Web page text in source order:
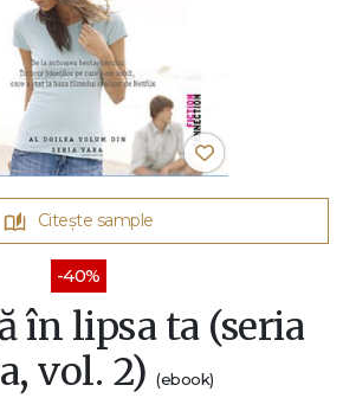
Citește sample
-40%
în lipsa ta (seria
vol. 2)(ebook)